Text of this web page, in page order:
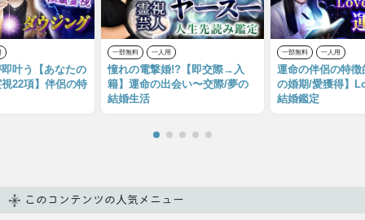
叶う【あなたの
22項】伴侶の特
一部無料 一人用
憧れの電撃婚!?【即交際→入
籍】運命の出会い〜交際/夢の
結婚生活
一部無料 一人用
運命の伴侶の特徴
の婚期/愛獲得】
結婚鑑定
このコンテンツの人気メニュー